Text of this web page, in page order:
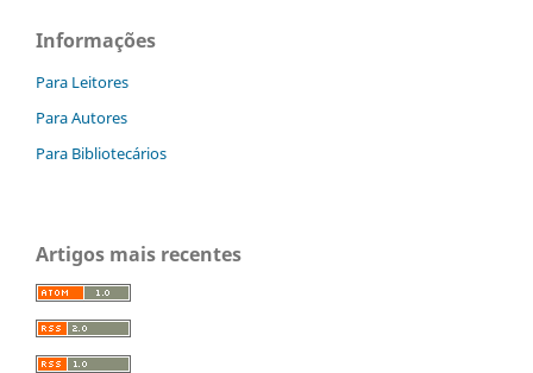
Informações
Para Leitores
Para Autores
Para Bibliotecários
Artigos mais recentes